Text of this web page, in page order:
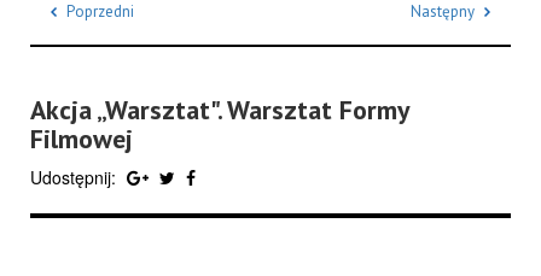
Poprzedni Następny
Akcja „Warsztat". Warsztat Formy
Filmowej
Udostępnij: